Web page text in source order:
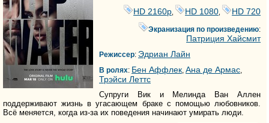
HD 2160р
HD 1080 HD 720
Экранизация по произведению:
Патриция Хайсмит
Режиссер: Эдриан Лайн
В ролях: Бен Аффлек, Ана де Армас,
Трэйси Леттс
Супруги Вик и Мелинда Ван Аллен
поддерживают жизнь в угасающем браке с помощью любовников.
Всё меняется, когда из-за их поведения начинают умирать люди.